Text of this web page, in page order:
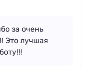
за очень
Это лучшая